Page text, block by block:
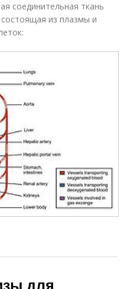
соединительная ткань
из плазмы и
для